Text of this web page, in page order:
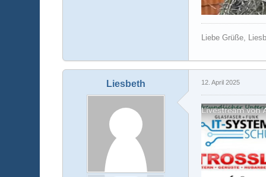
Liebe Grüße,
Liesbeth 12. April 2025